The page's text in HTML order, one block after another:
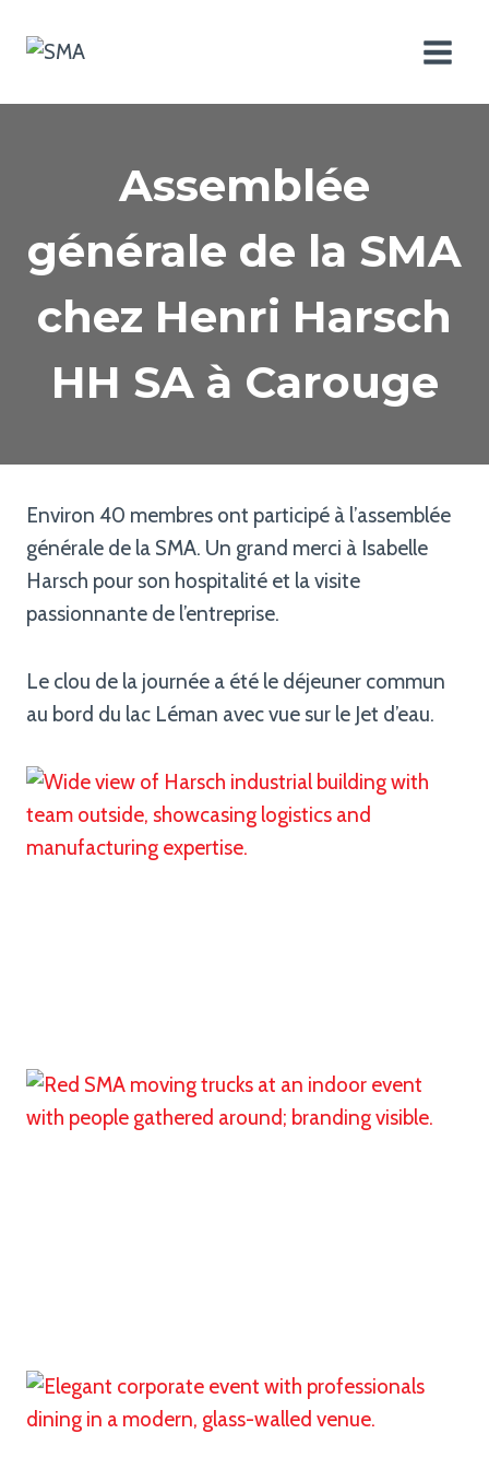
Assemblée
générale de la SMA
chez Henri Harsch
HH SA à Carouge
Environ 40 membres ont participé à l’assemblée
générale de la SMA. Un grand merci à Isabelle
Harsch pour son hospitalité et la visite
passionnante de l’entreprise.
Le clou de la journée a été le déjeuner commun
au bord du lac Léman avec vue sur le Jet d’eau.